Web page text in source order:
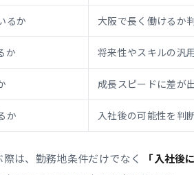
るか 大阪で長く働けるか
か 将来性やスキルの汎
成長スピードに差が
か 入社後の可能性を判
は、勤務地条件だけでなく 「入社後